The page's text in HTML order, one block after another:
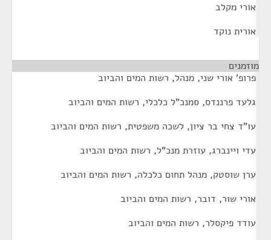
אורי מקלב
אורית נוקד
מוזמנים
פרופ' אורי שני, מנהל, רשות המים והביוב
גלעד פרננדס, סמנכ"ל כלכלי, רשות המים והביוב
עו"ד צחי בר ציון, לשכה משפטית, רשות המים והביוב
עדי ויינברג, עוזרת מנכ"ל, רשות המים והביוב
ערן שוסטק, מנהל תחום כלכלה, רשות המים והביוב
אורי שור, דובר, רשות המים והביוב
עודד פיקסלר, רשות המים והביוב